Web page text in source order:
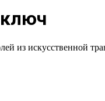
из искусственной